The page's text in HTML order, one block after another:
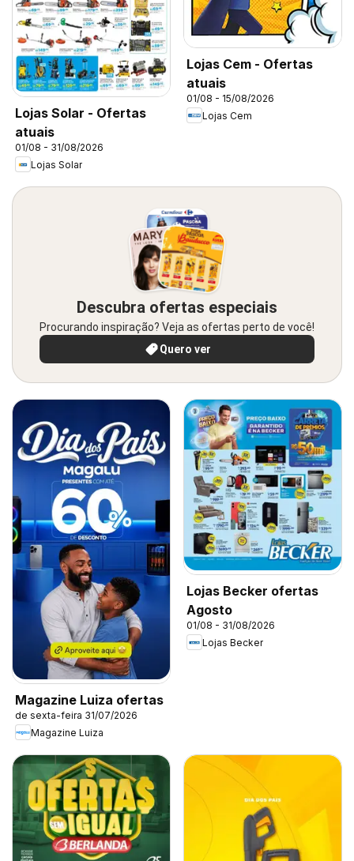
Lojas Solar - Ofertas
atuais
01/08 - 31/08/2026
Lojas Solar
Lojas Cem - Ofertas
atuais
01/08 - 15/08/2026
Lojas Cem
Descubra ofertas especiais
Procurando inspiração? Veja as ofertas perto de você!
Quero ver
Magazine Luiza ofertas
de sexta-feira 31/07/2026
Magazine Luiza
Lojas Becker ofertas
Agosto
01/08 - 31/08/2026
Lojas Becker